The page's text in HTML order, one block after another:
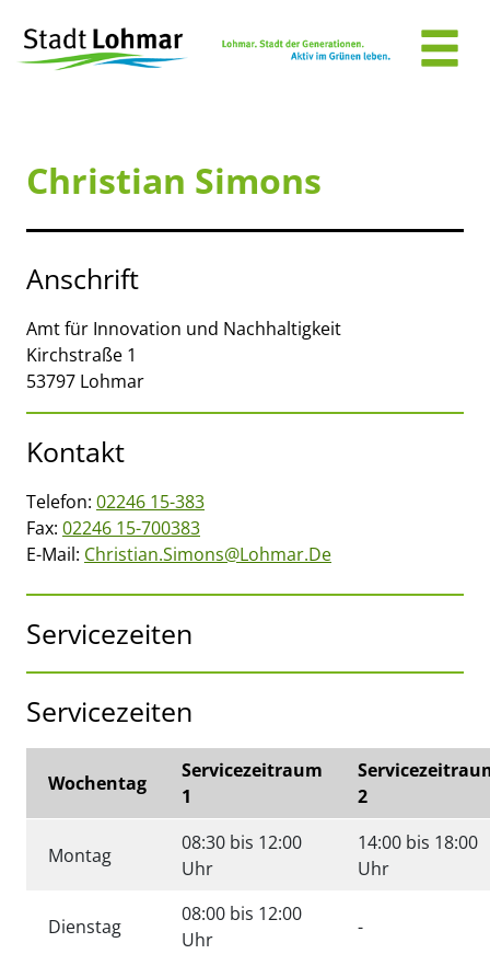
Christian Simons
Anschrift
Amt für Innovation und Nachhaltigkeit
Kirchstraße 1
53797 Lohmar
Kontakt
Telefon: 02246 15-383
Fax: 02246 15-700383
E-Mail: Christian.simons@lohmar.de
Servicezeiten
Servicezeiten
Wochentag
Servicezeitraum
1
2
Montag
08:30 bis 12:00
Uhr
14:00 bis 18:00
Uhr
Dienstag
08:00 bis 12:00
Uhr
Keine angabe
-